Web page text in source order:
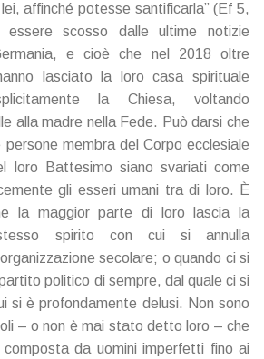
affinché potesse santificarla” (Ef 5,
scosso dalle ultime notizie
e cioè che nel 2018 oltre
lasciato la loro casa spirituale
la Chiesa, voltando
alla madre nella Fede. Può darsi che
membra del Corpo ecclesiale
loro Battesimo siano svariati come
gli esseri umani tra di loro. È
la maggior parte di loro lascia la
spirito con cui si annulla
secolare; o quando ci si
politico di sempre, dal quale ci si
si è profondamente delusi. Non sono
– o non è mai stato detto loro – che
composta da uomini imperfetti fino ai